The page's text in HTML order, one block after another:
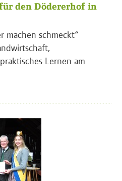
den Dödererhof in
machen schmeckt“
Lernen am